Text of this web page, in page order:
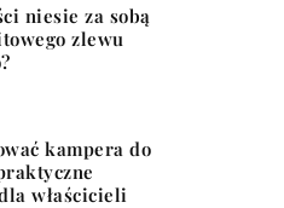
niesie za sobą
zlewu
kampera do
właścicieli